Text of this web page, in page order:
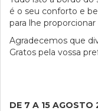
é o seu conforto e
para lhe proporcionar
Agradecemos que
Gratos pela vossa
DE 7 A 15 AGOSTO